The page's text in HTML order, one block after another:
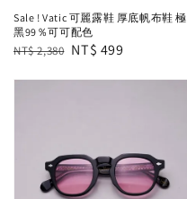
Sale ! Vatic 可麗露鞋 厚底帆布鞋 極
黑99％可可配色
Regular
NT$ 2,380 Sale
NT$ 499